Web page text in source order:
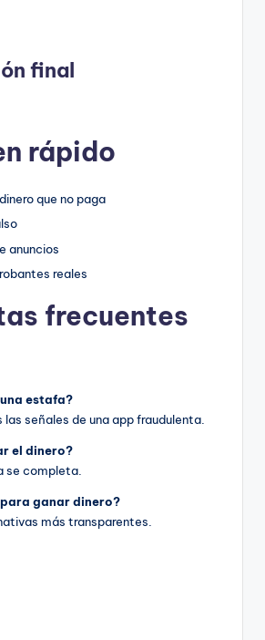
final
rápido
que no paga
anuncios
reales
frecuentes
estafa?
señales de una app fraudulenta.
el dinero?
se completa.
ganar dinero?
más transparentes.